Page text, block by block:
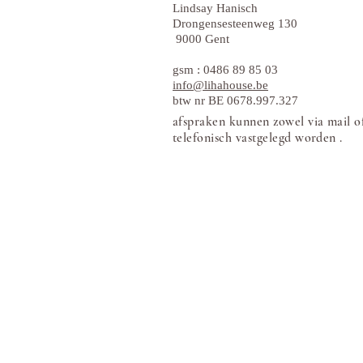
Lindsay Hanisch
Drongensesteenweg 130
9000 Gent
gsm : 0486 89 85 03
info@lihahouse.be
btw nr BE 0678.997.327
afspraken kunnen zowel via mail
telefonisch vastgelegd worden .